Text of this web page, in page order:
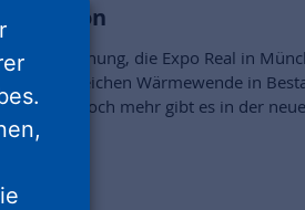
PolisVision
Verleihung, die Expo Real in
erfolgreichen Wärmewende in
das und noch mehr gibt es in der